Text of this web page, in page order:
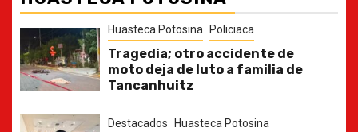
Huasteca Potosina Policiaca
Tragedia; otro accidente de
moto deja de luto a familia de
Tancanhuitz
Destacados Huasteca Potosina